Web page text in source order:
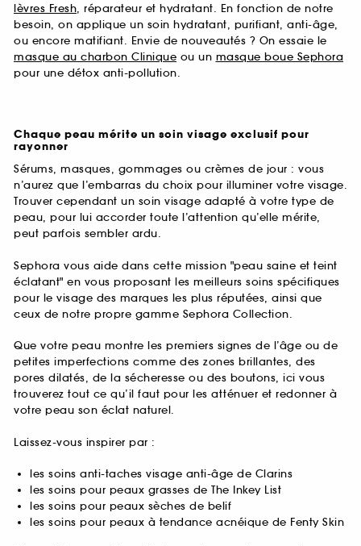
lèvres Fresh, réparateur et hydratant. En fonction de notre
besoin, on applique un soin hydratant, purifiant, anti-âge,
ou encore matifiant. Envie de nouveautés ? On essaie le
masque au charbon Clinique ou un masque boue Sephora
pour une détox anti-pollution.
Chaque peau mérite un soin visage exclusif pour
rayonner
Sérums, masques, gommages ou crèmes de jour : vous
n’aurez que l’embarras du choix pour illuminer votre visage.
Trouver cependant un soin visage adapté à votre type de
peau, pour lui accorder toute l’attention qu’elle mérite,
peut parfois sembler ardu.
Sephora vous aide dans cette mission "peau saine et teint
éclatant" en vous proposant les meilleurs soins spécifiques
pour le visage des marques les plus réputées, ainsi que
ceux de notre propre gamme Sephora Collection.
Que votre peau montre les premiers signes de l’âge ou de
petites imperfections comme des zones brillantes, des
pores dilatés, de la sécheresse ou des boutons, ici vous
trouverez tout ce qu’il faut pour les atténuer et redonner à
votre peau son éclat naturel.
Laissez-vous inspirer par :
les soins anti-taches visage anti-âge de Clarins
les soins pour peaux grasses de The Inkey List
les soins pour peaux sèches de belif
les soins pour peaux à tendance acnéique de Fenty Skin